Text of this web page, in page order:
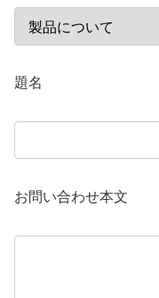
題名
お問い合わせ本文